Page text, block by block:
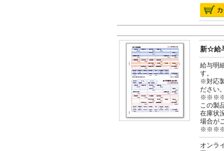
新☆給
給与明
す。
※対応
ださい
この製
在庫状
場合が
オン